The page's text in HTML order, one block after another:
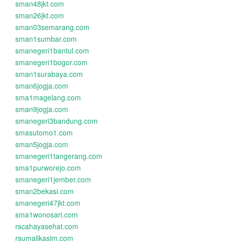
sman48jkt.com
sman26jkt.com
sman03semarang.com
sman1sumbar.com
smanegeri1bantul.com
smanegeri1bogor.com
sman1surabaya.com
sman6jogja.com
sma1magelang.com
sman9jogja.com
smanegeri3bandung.com
smasutomo1.com
sman5jogja.com
smanegeri1tangerang.com
sma1purworejo.com
smanegeri1jember.com
sman2bekasi.com
smanegeri47jkt.com
sma1wonosari.com
rscahayasehat.com
rsumalikasim.com